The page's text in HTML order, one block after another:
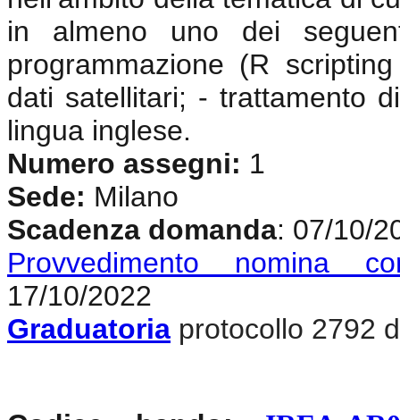
in almeno uno dei
programmazione (R
dati satellitari; - trattamento
lingua inglese.
Numero assegni: 1
Sede: Milano
Scadenza domanda: 07/10/
Provvedimento nomina
17/10/2022
Graduatoria protocollo 2792